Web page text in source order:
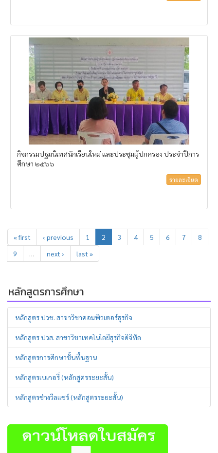
กิจกรรมปฐมนิเทศนักเรียนใหม่ และประชุมผู้ปกครอง ประจำปีการ
ศึกษา ๒๕๖๖
รายละเอียด
« first ‹ previous 1 2 3 4 5 6 7
8
9
… next › last »
หลักสูตรการศึกษา
หลักสูตร ปวช. สาขาวิชาคอมพิวเตอร์ธุรกิจ
หลักสูตร ปวส. สาขาวิชาเทคโนโลยีธุรกิจดิจิทัล
หลักสูตรการศึกษาชั้นพื้นฐาน
หลักสูตรเบเกอรี่ (หลักสูตรระยะสั้น)
หลักสูตรช่างวีลแชร์ (หลักสูตรระยะสั้น)